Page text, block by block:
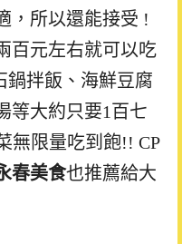
，所以還能接受 !
百元左右就可以吃
鍋拌飯、海鮮豆腐
等大約只要1百七
無限量吃到飽!! CP
春美食也推薦給大